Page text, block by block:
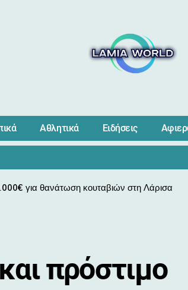
Αθλητικά Ειδήσεις
για θανάτωση κουταβιών στη Λάρισα
πρόστιμο